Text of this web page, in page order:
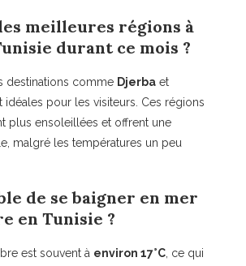
meilleures régions à
durant ce mois ?
destinations comme Djerba et
idéales pour les visiteurs. Ces régions
plus ensoleillées et offrent une
malgré les températures un peu
de se baigner en mer
en Tunisie ?
est souvent à environ 17°C, ce qui